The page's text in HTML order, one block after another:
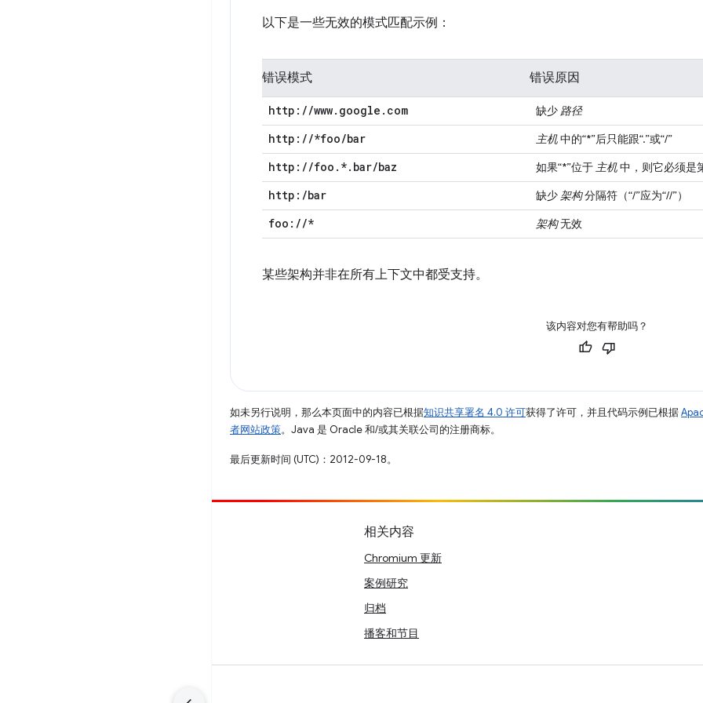
以下是一些无效的模式匹配示例：
错误模式 错误原因
http: //www. google . com 缺少 路径
http: //*foo/bar 主机中的“*”后只能跟“.”或“/”
http: //foo . *. bar/baz 如果“*”位于 主机中，则它必须是
http: /bar 缺少 架构分隔符（“/”应为“//”）
foo: //* 架构无效
某些架构并非在所有上下文中都受支持。
该内容对您有帮助吗？
如未另行说明，那么本页面中的内容已根据知识共享署名 4.0 许可获得了许可，并且代码示例已根据
者网站政策。Java 是 Oracle 和/或其关联公司的注册商标。
最后更新时间 (UTC)：2012-09-18。
相关内容
Chromium 更新
案例研究
归档
播客和节目
Manage cookies